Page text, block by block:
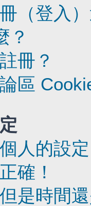
（登入
？
冊？
論區
人的設
確！
是時間